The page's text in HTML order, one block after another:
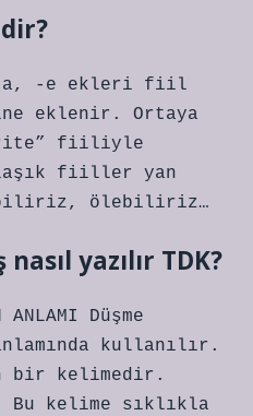
a, -e ekleri fiil
eklenir. Ortaya
fiiliyle
fiiller yan
ölebiliriz…
yazılır TDK?
ANLAMI Düşme
kullanılır.
bir kelimedir.
Bu kelime sıklıkla